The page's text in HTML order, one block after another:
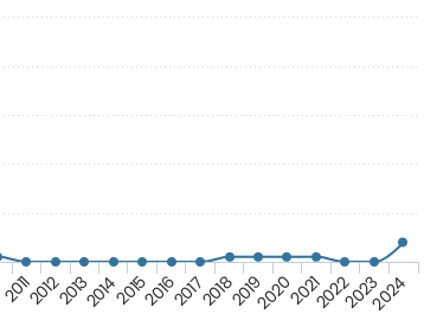
20112012201320142015201620172018201920202021202220232024